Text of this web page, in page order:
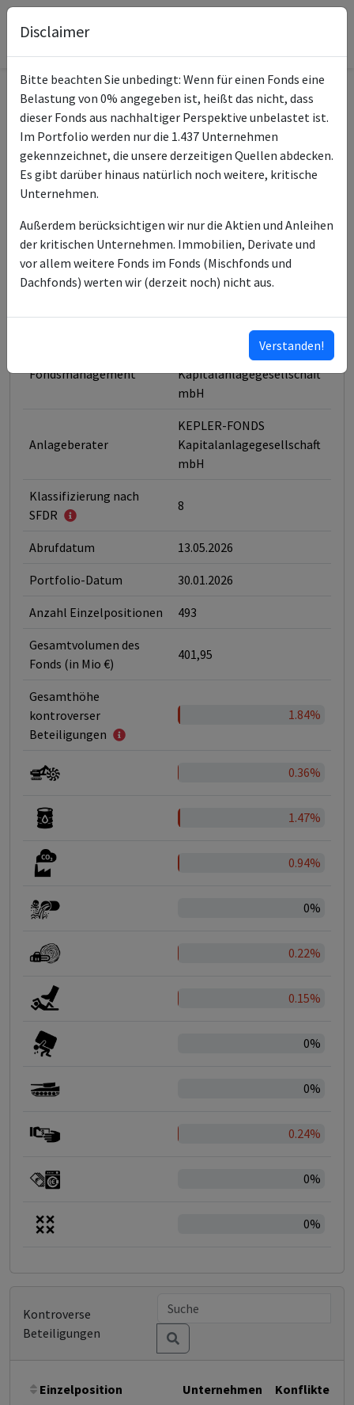
Informationen zum Fonds
Name
KEPLER Europa
Rentenfonds A
ISIN des Fonds
ISINs weiterer
Anteilsklassen
AT0000A1CTD8
AT0000A20D95
AT0000A2AX61
AT0000722673
Typ des Fonds Anleihen
Fondsmanagement
KEPLER-FONDS
Kapitalanlagegesellschaft
mbH
Anlageberater
KEPLER-FONDS
Kapitalanlagegesellschaft
mbH
Klassifizierung nach
SFDR
8
Abrufdatum 13.05.2026
Portfolio-Datum 30.01.2026
Anzahl Einzelpositionen 493
Gesamtvolumen des
Fonds (in Mio €)
401,95
Gesamthöhe
kontroverser
Beteiligungen
1.84%
0.36%
1.47%
0.94%
0%
0.22%
0.15%
0%
0%
0.24%
0%
0%
Kontroverse
Beteiligungen
Einzelposition Unternehmen Konflikte
Disclaimer
Bitte beachten Sie unbedingt: Wenn für einen Fonds eine
Belastung von 0% angegeben ist, heißt das nicht, dass
dieser Fonds aus nachhaltiger Perspektive unbelastet ist.
Im Portfolio werden nur die 1.437 Unternehmen
gekennzeichnet, die unsere derzeitigen Quellen abdecken.
Es gibt darüber hinaus natürlich noch weitere, kritische
Unternehmen.
Außerdem berücksichtigen wir nur die Aktien und Anleihen
der kritischen Unternehmen. Immobilien, Derivate und
vor allem weitere Fonds im Fonds (Mischfonds und
Dachfonds) werten wir (derzeit noch) nicht aus.
Verstanden!